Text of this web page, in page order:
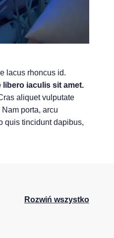
lacus rhoncus id.
iaculis sit amet.
aliquet vulputate
porta, arcu
quis tincidunt dapibus,
Rozwiń wszystko